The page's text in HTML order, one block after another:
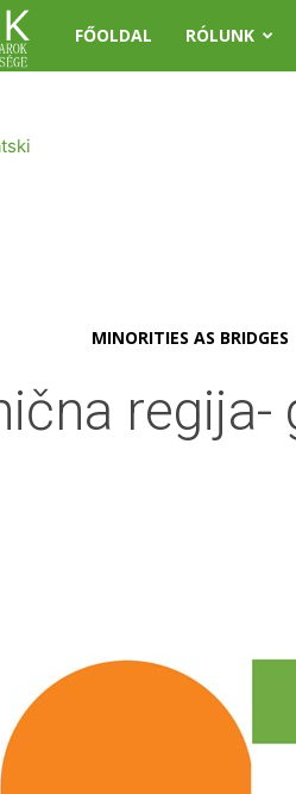
HMDK
FŐOLDAL RÓLUNK
MINORITIES AS BRIDGES
regija-